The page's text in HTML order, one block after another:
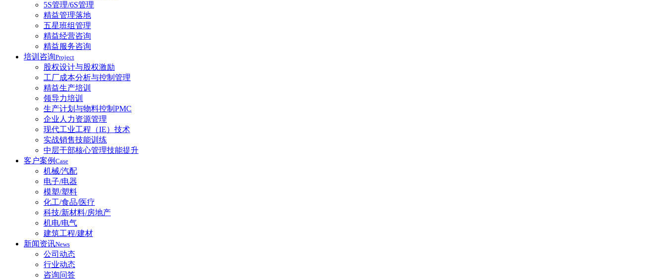
5S管理/6S管理
精益管理落地
五星班组管理
精益经营咨询
精益服务咨询
培训咨询Project
股权设计与股权激励
工厂成本分析与控制管理
精益生产培训
领导力培训
生产计划与物料控制PMC
企业人力资源管理
现代工业工程（IE）技术
实战销售技能训练
中层干部核心管理技能提升
客户案例 Case
机械/汽配
电子/电器
模塑/塑料
化工/食品/医疗
科技/新材料/房地产
机电/电气
建筑工程/建材
新闻资讯News
公司动态
行业动态
咨询问答